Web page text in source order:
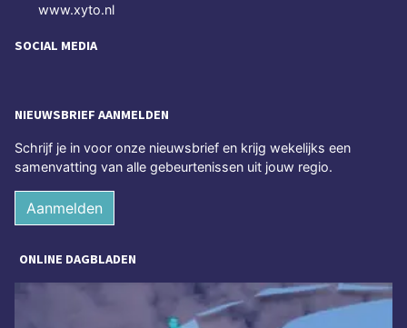
www.xyto.nl
SOCIAL MEDIA
NIEUWSBRIEF AANMELDEN
Schrijf je in voor onze nieuwsbrief en krijg wekelijks een
samenvatting van alle gebeurtenissen uit jouw regio.
Aanmelden
ONLINE DAGBLADEN